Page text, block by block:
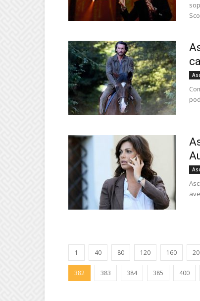
1 40 80 120 160
382 383 384 385 400